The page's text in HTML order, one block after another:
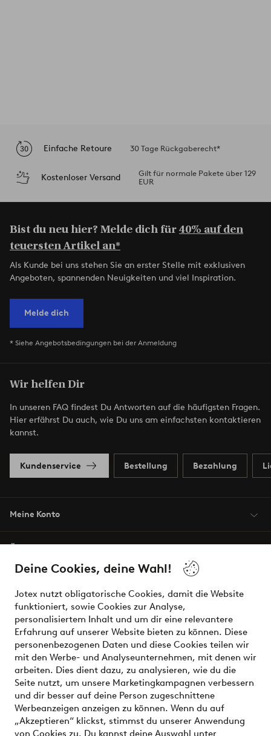
Deine Cookies, deine Wahl!
Jotex nutzt obligatorische Cookies, damit die Website
funktioniert, sowie Cookies zur Analyse,
personalisiertem Inhalt und um dir eine relevantere
Erfahrung auf unserer Website bieten zu können. Diese
personenbezogenen Daten und diese Cookies teilen wir
mit den Werbe- und Analyseunternehmen, mit denen wir
arbeiten. Dies dient dazu, zu analysieren, wie du die
Seite nutzt, um unsere Marketingkampagnen verbessern
und dir besser auf deine Person zugeschnittene
Werbeanzeigen anzeigen zu können. Wenn du auf
„Akzeptieren“ klickst, stimmst du unserer Anwendung
von Cookies zu. Du kannst deine Auswahl unter
Einfache Retoure 30 Tage Rückgaberecht*
Kostenloser Versand
Gilt für normale Pakete über 129
EUR
Bist du neu hier? Melde dich für40% auf den
teuersten Artikel an*
Als Kunde bei uns stehen Sie an erster Stelle mit exklusiven
Angeboten, spannenden Neuigkeiten und viel Inspiration.
Melde dich
* Siehe Angebotsbedingungen bei der Anmeldung
Wir helfen Dir
In unseren FAQ findest Du Antworten auf die häufigsten Fragen.
Hier erfährst Du auch, wie Du uns am einfachsten kontaktieren
kannst.
Kundenservice Bestellung Bezahlung
Meine Konto
Bedingungen
Sichere Zahlungen - Jetzt bezahlen oder aufteilen
Möchtest du mehr über unsere
Zahlungsmöglichkeitenerfahren?